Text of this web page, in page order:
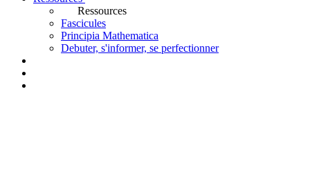
Ressources
Fascicules
Principia Mathematica
Debuter, s'informer, se perfectionner